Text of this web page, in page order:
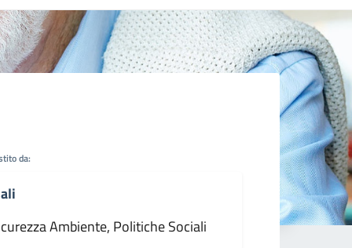
da:
Ambiente, Politiche Sociali